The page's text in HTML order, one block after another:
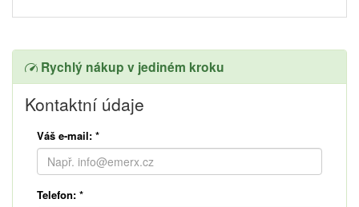
Rychlý nákup v jediném kroku
Kontaktní údaje
Váš e-mail: *
Telefon: *